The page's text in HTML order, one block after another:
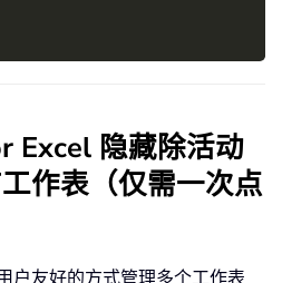
Excel 隐藏除活动
作表（仅需一次点
户友好的方式管理多个工作表